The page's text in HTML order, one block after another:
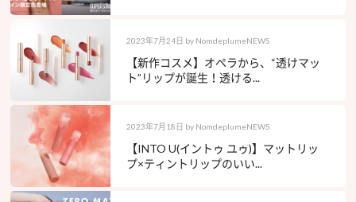
2023年7月24日 by NomdeplumeNEWS
【新作コスメ】オペラから、“透けマッ
ト”リップが誕生！透ける...
2023年7月18日 by NomdeplumeNEWS
【INTO U(イントゥ ユゥ)】マットリッ
プ×ティントリップのいい...